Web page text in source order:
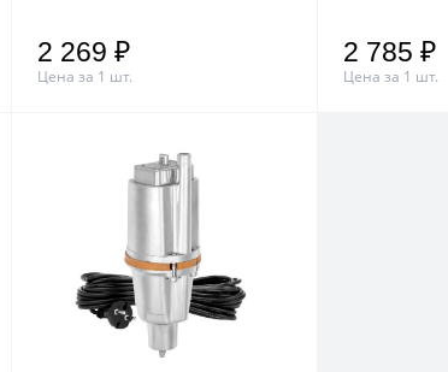
2 269 ₽
Цена за 1 шт.
2 785 ₽
Цена за 1 шт.